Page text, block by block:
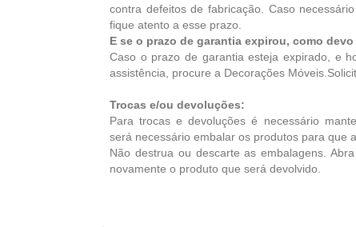
contra defeitos de fabricação. Caso
fique atento a esse prazo.
E se o prazo de garantia expirou, como
Caso o prazo de garantia esteja expirado, e
assistência, procure a Decorações
Trocas e/ou devoluções:
Para trocas e devoluções é necessário
será necessário embalar os produtos para que
Não destrua ou descarte as embalagens.
novamente o produto que será devolvido.